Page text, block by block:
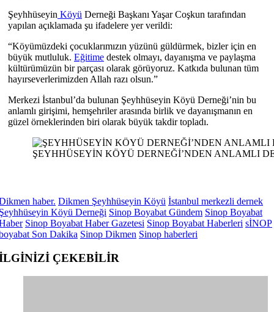
Şeyhhüseyin Köyü Derneği Başkanı Yaşar Coşkun tarafından
yapılan açıklamada şu ifadelere yer verildi:
“Köyümüzdeki çocuklarımızın yüzünü güldürmek, bizler için en
büyük mutluluk. Eğitime destek olmayı, dayanışma ve paylaşma
kültürümüzün bir parçası olarak görüyoruz. Katkıda bulunan tüm
hayırseverlerimizden Allah razı olsun.”
Merkezi İstanbul’da bulunan Şeyhhüseyin Köyü Derneği’nin bu
anlamlı girişimi, hemşehriler arasında birlik ve dayanışmanın en
güzel örneklerinden biri olarak büyük takdir topladı.
ŞEYHHÜSEYİN KÖYÜ DERNEĞİ’NDEN ANLAMLI
haber. Dikmen Şeyhhüseyin Köyü İstanbul merkezli dernek
Köyü Derneği Sinop Boyabat Gündem Sinop Boyabat
Sinop Boyabat Haber Gazetesi Sinop Boyabat Haberleri sİNOP
Son Dakika Sinop Dikmen Sinop haberleri
ÇEKEBİLİR